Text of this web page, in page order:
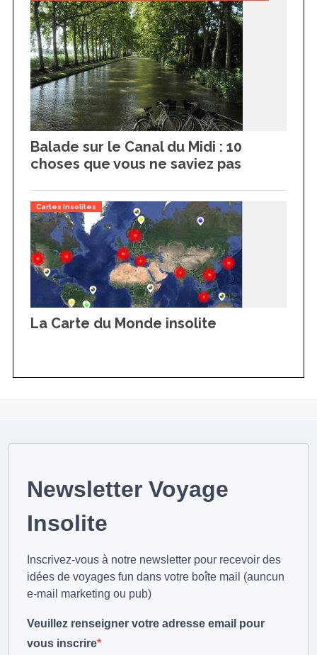
Balade sur le Canal du Midi : 10
choses que vous ne saviez pas
Cartes Insolites
La Carte du Monde insolite
Newsletter Voyage
Insolite
Inscrivez-vous à notre newsletter pour recevoir des
idées de voyages fun dans votre boîte mail (auncun
e-mail marketing ou pub)
Veuillez renseigner votre adresse email pour
vous inscrire